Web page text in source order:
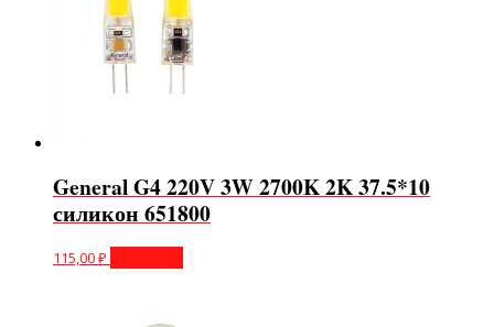
General G4 220V 3W 2700K 2K 37.5*10
силикон 651800
115,00₽